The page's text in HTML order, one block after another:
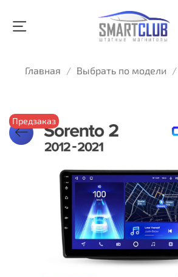
Главная Выбрать по модели
Предзаказ